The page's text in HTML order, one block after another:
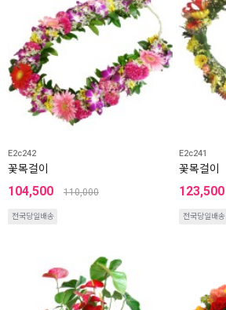
E2c242
꽃목걸이
104,500 110,000
전국당일배송
E2c241
꽃목걸이
123,500
전국당일배송